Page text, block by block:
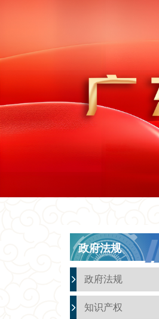
政府法规
政府法规
知识产权